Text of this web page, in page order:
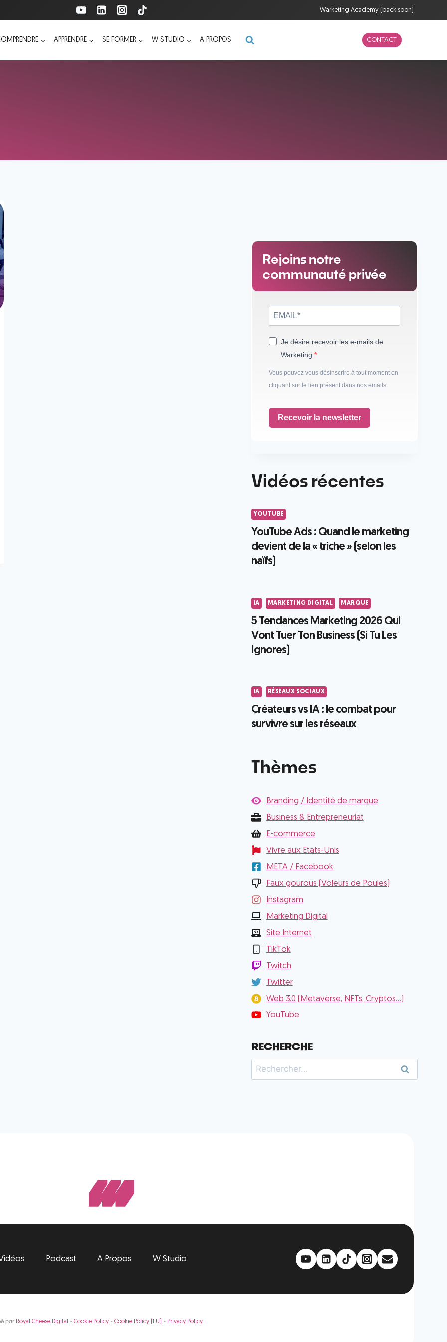
Warketing Academy (back soon)
APPRENDRE SE FORMER W STUDIO A PROPOS CONTACT
Rejoins notre
communauté privée
Je désire recevoir les e-mails de
Warketing.
Vous pouvez vous désinscrire à tout moment en
cliquant sur le lien présent dans nos emails.
Recevoir la newsletter
Vidéos récentes
YOUTUBE
YouTube Ads : Quand le marketing
devient de la « triche » (selon les
naïfs)
IA MARKETING DIGITAL MARQUE
5 Tendances Marketing 2026 Qui
Vont Tuer Ton Business (Si Tu Les
Ignores)
IA RÉSEAUX SOCIAUX
Créateurs vs IA : le combat pour
survivre sur les réseaux
Thèmes
Branding / Identité de marque
Business & Entrepreneuriat
E-commerce
Vivre aux Etats-Unis
META / Facebook
Faux gourous (Voleurs de Poules)
Instagram
Marketing Digital
Site Internet
TikTok
Twitch
Twitter
Web 3.0 (Metaverse, NFTs, Cryptos...)
YouTube
RECHERCHE
Podcast A Propos W Studio
par Royal Cheese Digital -Cookie Policy -Cookie Policy (EU) - Privacy Policy